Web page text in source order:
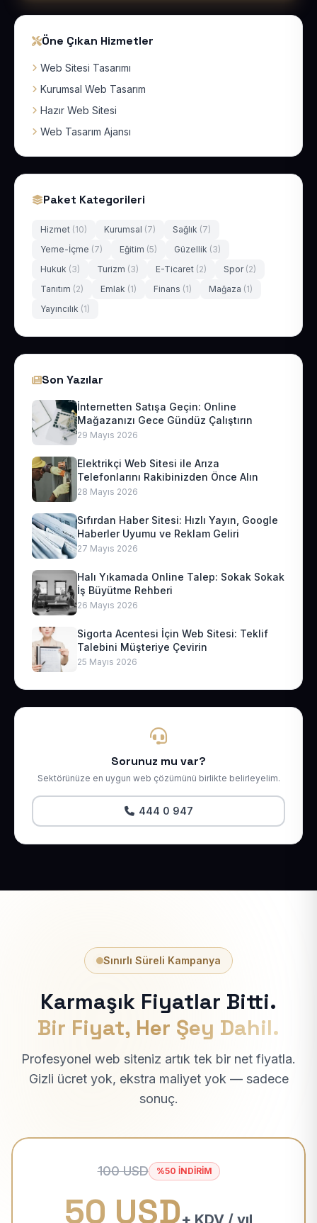
Öne Çıkan Hizmetler
Web Sitesi Tasarımı
Kurumsal Web Tasarım
Hazır Web Sitesi
Web Tasarım Ajansı
Paket Kategorileri
Hizmet (10) Kurumsal (7) Sağlık (7)
Yeme-İçme (7) Eğitim (5) Güzellik (3)
Hukuk (3) Turizm (3) E-Ticaret (2) Spor (2)
Tanıtım (2) Emlak (1) Finans (1) Mağaza (1)
Yayıncılık (1)
Son Yazılar
İnternetten Satışa Geçin: Online
Mağazanızı Gece Gündüz Çalıştırın
29 Mayıs 2026
Elektrikçi Web Sitesi ile Arıza
Telefonlarını Rakibinizden Önce Alın
28 Mayıs 2026
Sıfırdan Haber Sitesi: Hızlı Yayın, Google
Haberler Uyumu ve Reklam Geliri
27 Mayıs 2026
Halı Yıkamada Online Talep: Sokak Sokak
İş Büyütme Rehberi
26 Mayıs 2026
Sigorta Acentesi İçin Web Sitesi: Teklif
Talebini Müşteriye Çevirin
25 Mayıs 2026
Sorunuz mu var?
Sektörünüze en uygun web çözümünü birlikte belirleyelim.
444 0 947
Sınırlı Süreli Kampanya
Karmaşık Fiyatlar Bitti.
Bir Fiyat, Her Şey Dahil.
Profesyonel web siteniz artık tek bir net fiyatla.
Gizli ücret yok, ekstra maliyet yok — sadece
sonuç.
100 USD %50 İNDİRİM
50 USD+ KDV / yıl